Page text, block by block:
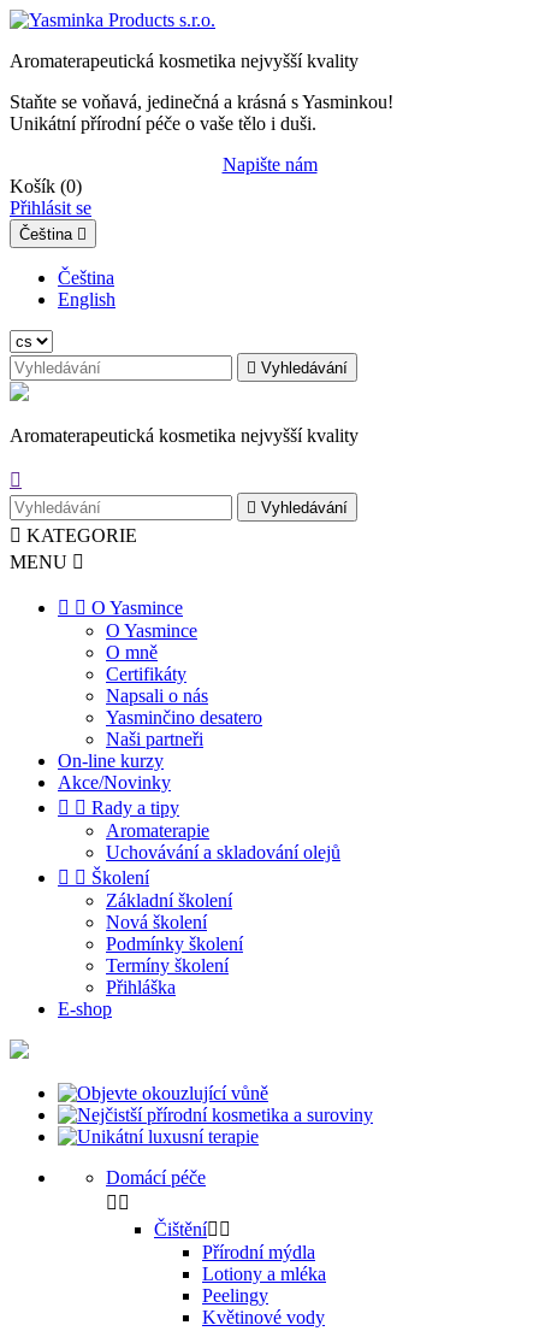
Aromaterapeutická kosmetika nejvyšší kvality
Staňte se voňavá, jedinečná a krásná s Yasminkou!
Unikátní přírodní péče o vaše tělo i duši.
Napište nám
Košík (0)
Přihlásit se
Čeština 
Čeština
English
 Vyhledávání
Aromaterapeutická kosmetika nejvyšší kvality

 Vyhledávání
 KATEGORIE
MENU 
  O Yasmince
O Yasmince
O mně
Certifikáty
Napsali o nás
Yasminčino desatero
Naši partneři
On-line kurzy
Akce/Novinky
  Rady a tipy
Aromaterapie
Uchovávání a skladování olejů
  Školení
Základní školení
Nová školení
Podmínky školení
Termíny školení
Přihláška
E-shop
Domácí péče
 
Čištění 
Přírodní mýdla
Lotiony a mléka
Peelingy
Květinové vody